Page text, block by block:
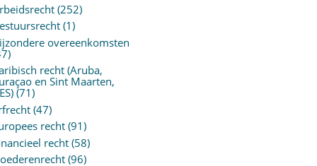
(252)
(1)
overeenkomsten
recht (Aruba,
en Sint Maarten,
(71)
(47)
recht(91)
recht(58)
(96)